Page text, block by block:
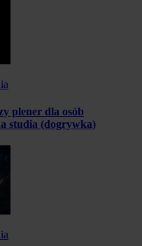
plener dla osób
studia (dogrywka)